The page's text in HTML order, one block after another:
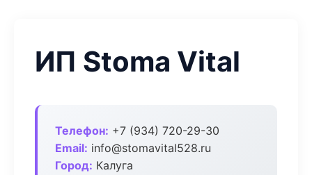
ИП Stoma Vital
Телефон: +7 (934) 720-29-30
Email: info@stomavital528.ru
Город: Калуга